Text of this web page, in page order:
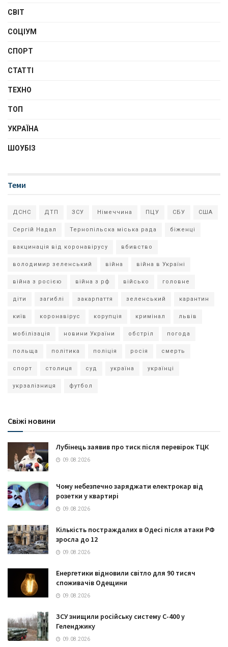
СВІТ
СОЦІУМ
СПОРТ
СТАТТІ
ТЕХНО
ТОП
УКРАЇНА
ШОУБІЗ
Теми
ДСНС ДТП ЗСУ Німеччина ПЦУ СБУ США
Сергій Надал Тернопільска міська рада біженці
вакцинація від коронавірусу вбивство
володимир зеленський війна війна в Україні
війна з росією війна з рф військо головне
діти загиблі закарпаття зеленський карантин
київ коронавірус корупція кримінал львів
мобілізація новини України обстріл погода
польща політика поліція росія смерть
спорт столиця суд україна українці
укрзалізниця футбол
Свіжі новини
Лубінець заявив про тиск після перевірок ТЦК
09.08.2026
Чому небезпечно заряджати електрокар від
розетки у квартирі
09.08.2026
Кількість постраждалих в Одесі після атаки РФ
зросла до 12
09.08.2026
Енергетики відновили світло для 90 тисяч
споживачів Одещини
09.08.2026
ЗСУ знищили російську систему С-400 у
Геленджику
09.08.2026